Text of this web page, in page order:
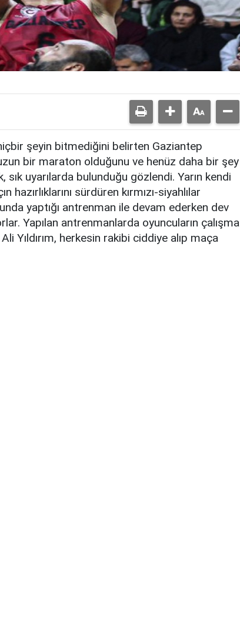
şeyin bitmediğini belirten Gaziantep
bir maraton olduğunu ve henüz daha bir şey
sık uyarılarda bulunduğu gözlendi. Yarın kendi
sürdüren kırmızı-siyahlılar
yaptığı antrenman ile devam ederken dev
Yapılan antrenmanlarda oyuncuların çalışma
Yıldırım, herkesin rakibi ciddiye alıp maça